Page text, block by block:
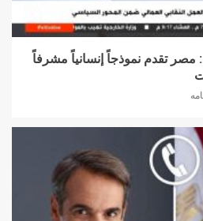
تقدم نموذجاً إنسانياً مشرفاً